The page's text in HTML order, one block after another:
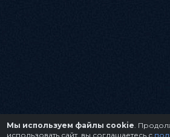
Мы используем файлы cookie .
использовать сайт, вы соглашаетесь с